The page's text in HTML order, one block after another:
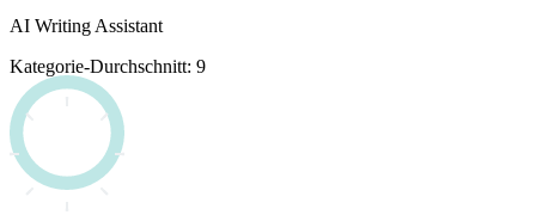
AI Writing Assistant
Kategorie-Durchschnitt: 9